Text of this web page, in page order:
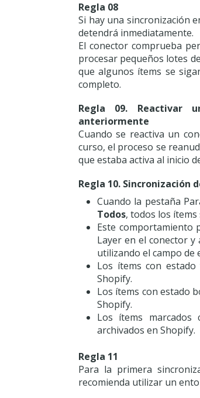
Regla 08
Si hay una sincronización
detendrá inmediatamente.
El conector comprueba
procesar pequeños lotes
que algunos ítems se
completo.
Regla 09. Reactivar
anteriormente
Cuando se reactiva un
curso, el proceso se
que estaba activa al inicio
Regla 10. Sincronización
Cuando la pestaña
Todos, todos los
Este comportamiento
Layer en el conector
utilizando el campo de
Los ítems con
Shopify.
Los ítems con estado
Shopify.
Los ítems marcados
archivados en Shopify.
Regla 11
Para la primera
recomienda utilizar un